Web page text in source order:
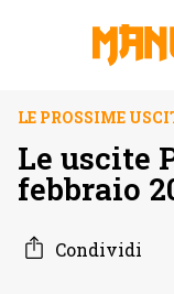
LE PROSSIME
Le uscite
febbraio
Condividi